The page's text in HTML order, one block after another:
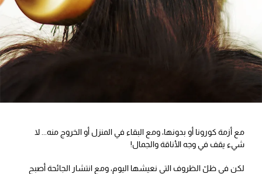
مع أزمة كورونا أو بدونها، ومع البقاء في المنزل أو الخروج منه... لا
شيء يقف في وجه الأناقة والجمال!
لكن في ظلّ الظروف التي نعيشها اليوم، ومع انتشار الجائحة أصبح